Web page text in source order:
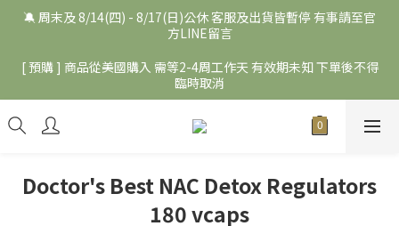
🔕 周末及 8/14(四) - 8/17(日)公休 客服及出貨皆暫停 有事請至官
方LINE留言
[ 預購 ] 商品從美國購入 需等2-4周工作天 有效期未知 下單後不得
臨時取消
Doctor's Best NAC Detox Regulators
180 vcaps